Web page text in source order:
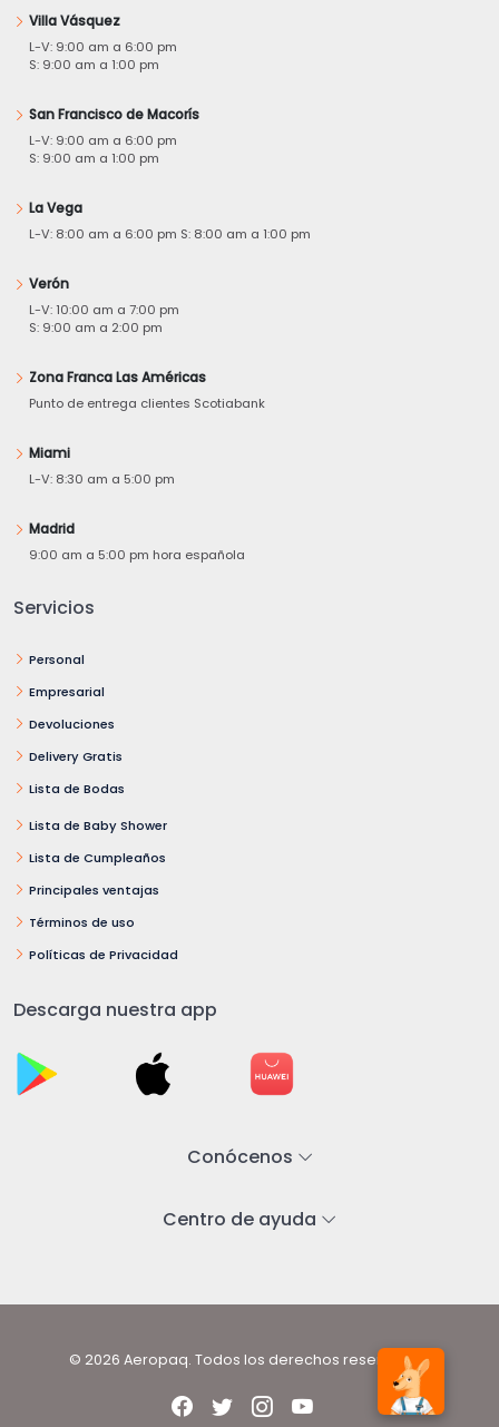
Villa Vásquez
L-V: 9:00 am a 6:00 pm
S: 9:00 am a 1:00 pm
San Francisco de Macorís
L-V: 9:00 am a 6:00 pm
S: 9:00 am a 1:00 pm
La Vega
L-V: 8:00 am a 6:00 pm S: 8:00 am a 1:00 pm
Verón
L-V: 10:00 am a 7:00 pm
S: 9:00 am a 2:00 pm
Zona Franca Las Américas
Punto de entrega clientes Scotiabank
Miami
L-V: 8:30 am a 5:00 pm
Madrid
9:00 am a 5:00 pm hora española
Servicios
Personal
Empresarial
Devoluciones
Delivery Gratis
Lista de Bodas
Lista de Baby Shower
Lista de Cumpleaños
Principales ventajas
Términos de uso
Políticas de Privacidad
Descarga nuestra app
Conócenos
Centro de ayuda
© 2026 Aeropaq. Todos los derechos reservados.